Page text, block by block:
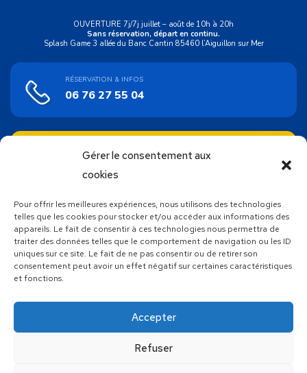
Gérer le consentement aux
cookies
Pour offrir les meilleures expériences, nous utilisons des technologies
telles que les cookies pour stocker et/ou accéder aux informations des
appareils. Le fait de consentir à ces technologies nous permettra de
traiter des données telles que le comportement de navigation ou les ID
uniques sur ce site. Le fait de ne pas consentir ou de retirer son
consentement peut avoir un effet négatif sur certaines caractéristiques
et fonctions.
Accepter
Refuser
OUVERTURE 7j/7j juillet – août de 10h à 20h
Sans réservation, départ en continu.
Splash Game 3 allée du Banc Cantin 85460 l’Aiguillon sur Mer
RÉSERVATION & INFOS
06 76 27 55 04
ACHAT EN LIGNE
Bons cadeaux
SUIVEZ NOUS !
Découvrez toutes les autres activités proposées par Atlantic
Vendée
en Vendée par